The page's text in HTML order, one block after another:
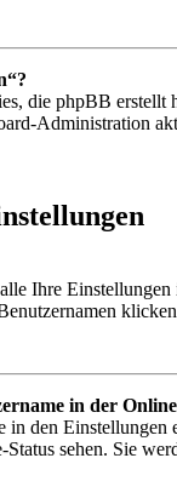
die phpBB erstellt
Administration
Ihre
in der
den
sehen. Sie